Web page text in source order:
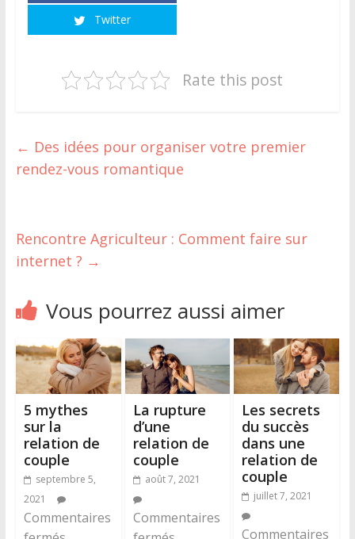
Twitter
Rate this post
← Des idées pour organiser votre premier
rendez-vous romantique
Rencontre Agriculteur : Comment faire sur
internet ? →
Vous pourrez aussi aimer
5 mythes
sur la
relation de
couple
septembre 5,
2021
Commentaires
La rupture
d’une
relation de
couple
août 7, 2021
Commentaires
Les secrets
du succès
dans une
relation de
couple
juillet 7, 2021
Commentaires